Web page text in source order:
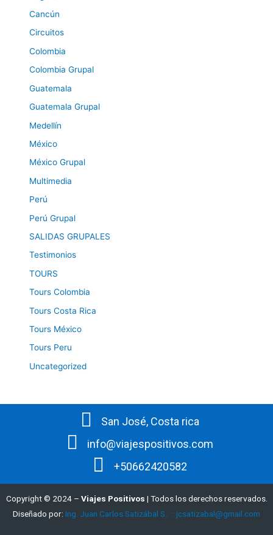
Cancún
Circuitos
Colombia
Colombia Grupal
Guatemala
Guatemala Grupal
Medellín
México
México Grupal
Multimedia
Perú
Perú Grupal
SALIDAS GRUPALES
Testimonios
TOURS
Tours Colombia
Tours Costa Rica
Tours México
Tours Peru
Uncategorized
San José, Costa rica
info@viajespositivos.com
+50662420582
Copyright © 2024 – Viajes Positivos | Todos los derechos reservados.
Diseñado por: Ing. Juan Carlos Satizábal S.. :: jcsatizabal@gmail.com